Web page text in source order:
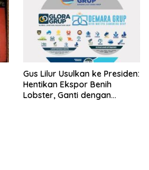
Gus Lilur Usulkan ke Presiden:
Hentikan Ekspor Benih
Lobster, Ganti dengan